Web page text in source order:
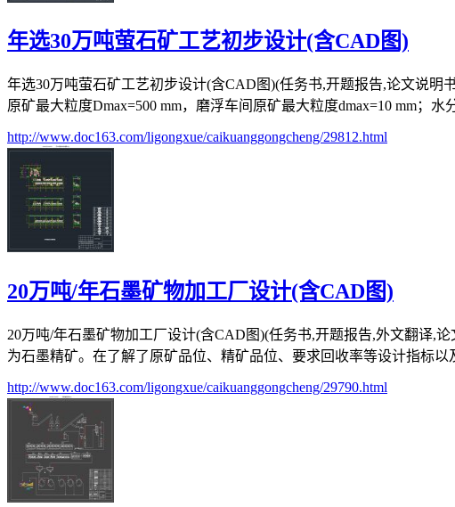
年选30万吨萤石矿工艺初步设计(含CAD图)
年选30万吨萤石矿工艺初步设计(含CAD图)(任务书,开题报告,论文说明
原矿最大粒度Dmax=500 mm，磨浮车间原矿最大粒度dmax=10 mm；水
http://www.doc163.com/ligongxue/caikuanggongcheng/29812.html
20万吨/年石墨矿物加工厂设计(含CAD图)
20万吨/年石墨矿物加工厂设计(含CAD图)(任务书,开题报告,外文翻译,
为石墨精矿。在了解了原矿品位、精矿品位、要求回收率等设计指标以
http://www.doc163.com/ligongxue/caikuanggongcheng/29790.html